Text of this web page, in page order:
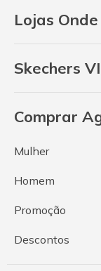
Lojas
Skechers
Comprar
Mulher
Homem
Promoção
Descontos